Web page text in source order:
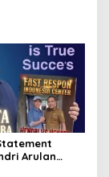
Arulan